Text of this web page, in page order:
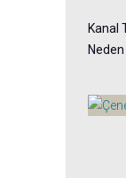
Kanal
Neden